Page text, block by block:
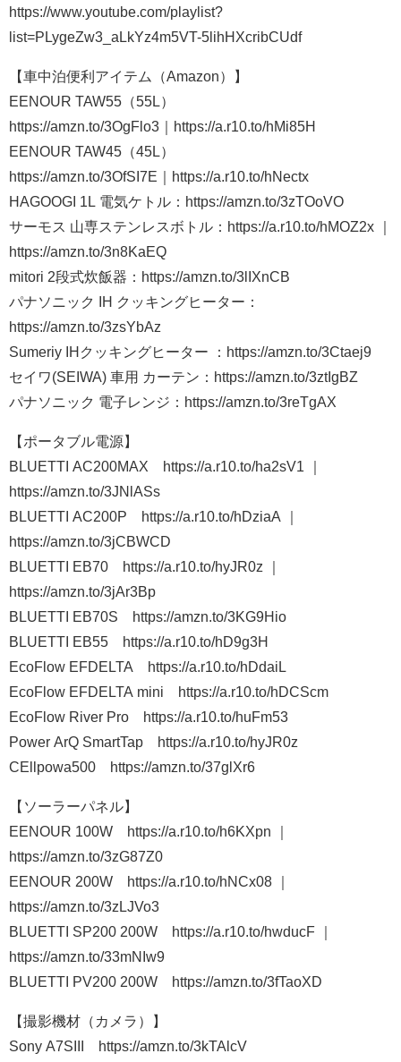
https://www.youtube.com/playlist?
list=PLygeZw3_aLkYz4m5VT-5lihHXcribCUdf
【車中泊便利アイテム（Amazon）】
EENOUR TAW55（55L）
https://amzn.to/3OgFlo3｜https://a.r10.to/hMi85H
EENOUR TAW45（45L）
https://amzn.to/3OfSI7E｜https://a.r10.to/hNectx
HAGOOGI 1L 電気ケトル：https://amzn.to/3zTOoVO
サーモス 山専ステンレスボトル：https://a.r10.to/hMOZ2x ｜
https://amzn.to/3n8KaEQ
mitori 2段式炊飯器：https://amzn.to/3lIXnCB
パナソニック IH クッキングヒーター：
https://amzn.to/3zsYbAz
Sumeriy IHクッキングヒーター ：https://amzn.to/3Ctaej9
セイワ(SEIWA) 車用 カーテン：https://amzn.to/3ztIgBZ
パナソニック 電子レンジ：https://amzn.to/3reTgAX
【ポータブル電源】
BLUETTI AC200MAX https://a.r10.to/ha2sV1 ｜
https://amzn.to/3JNlASs
BLUETTI AC200P https://a.r10.to/hDziaA ｜
https://amzn.to/3jCBWCD
BLUETTI EB70 https://a.r10.to/hyJR0z ｜
https://amzn.to/3jAr3Bp
BLUETTI EB70S https://amzn.to/3KG9Hio
BLUETTI EB55 https://a.r10.to/hD9g3H
EcoFlow EFDELTA https://a.r10.to/hDdaiL
EcoFlow EFDELTA mini https://a.r10.to/hDCScm
EcoFlow River Pro https://a.r10.to/huFm53
Power ArQ SmartTap https://a.r10.to/hyJR0z
CEllpowa500 https://amzn.to/37glXr6
【ソーラーパネル】
EENOUR 100W https://a.r10.to/h6KXpn ｜
https://amzn.to/3zG87Z0
EENOUR 200W https://a.r10.to/hNCx08 ｜
https://amzn.to/3zLJVo3
BLUETTI SP200 200W https://a.r10.to/hwducF ｜
https://amzn.to/33mNIw9
BLUETTI PV200 200W https://amzn.to/3fTaoXD
【撮影機材（カメラ）】
Sony A7SIII https://amzn.to/3kTAlcV